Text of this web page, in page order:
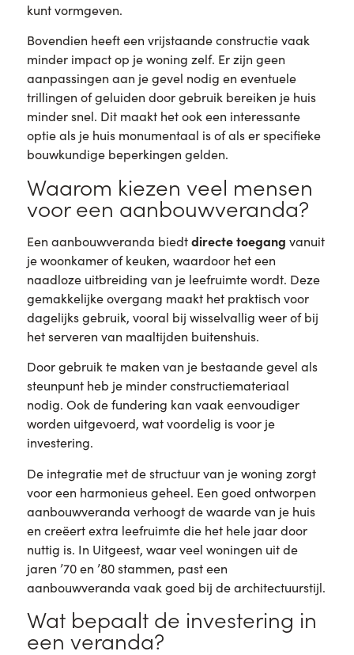
kunt vormgeven.
Bovendien heeft een vrijstaande constructie vaak
minder impact op je woning zelf. Er zijn geen
aanpassingen aan je gevel nodig en eventuele
trillingen of geluiden door gebruik bereiken je huis
minder snel. Dit maakt het ook een interessante
optie als je huis monumentaal is of als er specifieke
bouwkundige beperkingen gelden.
Waarom kiezen veel mensen
voor een aanbouwveranda?
Een aanbouwveranda biedtdirecte toegang vanuit
je woonkamer of keuken, waardoor het een
naadloze uitbreiding van je leefruimte wordt. Deze
gemakkelijke overgang maakt het praktisch voor
dagelijks gebruik, vooral bij wisselvallig weer of bij
het serveren van maaltijden buitenshuis.
Door gebruik te maken van je bestaande gevel als
steunpunt heb je minder constructiemateriaal
nodig. Ook de fundering kan vaak eenvoudiger
worden uitgevoerd, wat voordelig is voor je
investering.
De integratie met de structuur van je woning zorgt
voor een harmonieus geheel. Een goed ontworpen
aanbouwveranda verhoogt de waarde van je huis
en creëert extra leefruimte die het hele jaar door
nuttig is. In Uitgeest, waar veel woningen uit de
jaren ’70 en ’80 stammen, past een
aanbouwveranda vaak goed bij de architectuurstijl.
Wat bepaalt de investering in
een veranda?